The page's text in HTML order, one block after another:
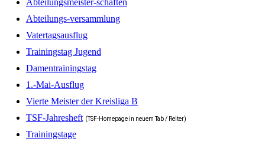
Abteilungsmeister-schaften
Abteilungs-versammlung
Vatertagsausflug
Trainingstag Jugend
Damentrainingstag
1.-Mai-Ausflug
Vierte Meister der Kreisliga B
TSF-Jahresheft (TSF-Homepage in neuem Tab / Reiter)
Trainingstage